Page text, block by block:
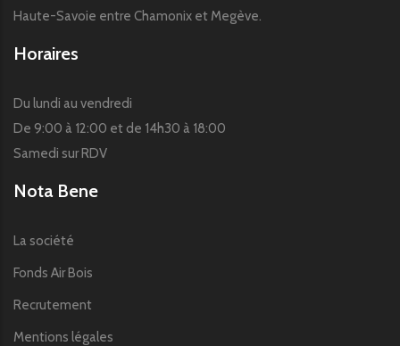
Haute-Savoie entre Chamonix et Megève.
Horaires
Du lundi au vendredi
De 9:00 à 12:00 et de 14h30 à 18:00
Samedi sur RDV
Nota Bene
La société
Fonds Air Bois
Recrutement
Mentions légales